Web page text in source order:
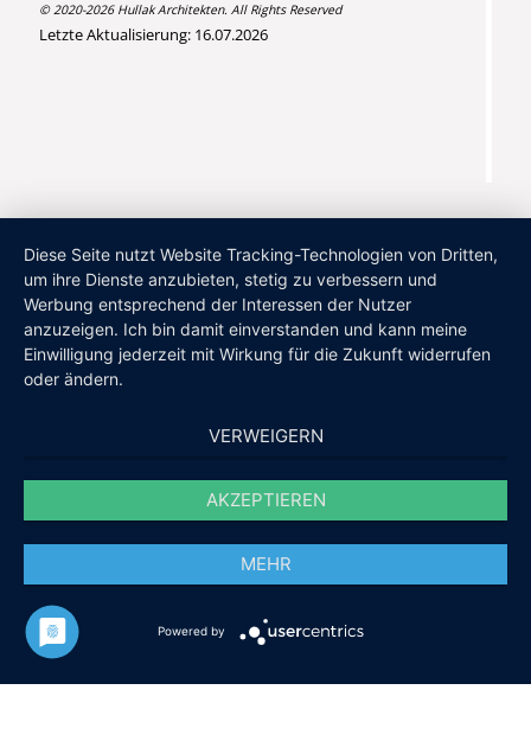
© 2020-2026 Hullak Architekten. All Rights Reserved
Letzte Aktualisierung: 16.07.2026
Diese Seite nutzt Website Tracking-Technologien von Dritten,
um ihre Dienste anzubieten, stetig zu verbessern und
Werbung entsprechend der Interessen der Nutzer
anzuzeigen. Ich bin damit einverstanden und kann meine
Einwilligung jederzeit mit Wirkung für die Zukunft widerrufen
oder ändern.
VERWEIGERN
AKZEPTIEREN
MEHR
Powered by